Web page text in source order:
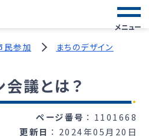
メニュー
民参加 まちのデザイン
議とは？
ページ番号
1101668
更新日
2024年05月20日